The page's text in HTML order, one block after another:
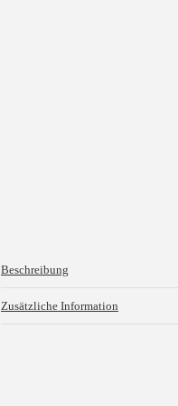
Beschreibung
Zusätzliche Information